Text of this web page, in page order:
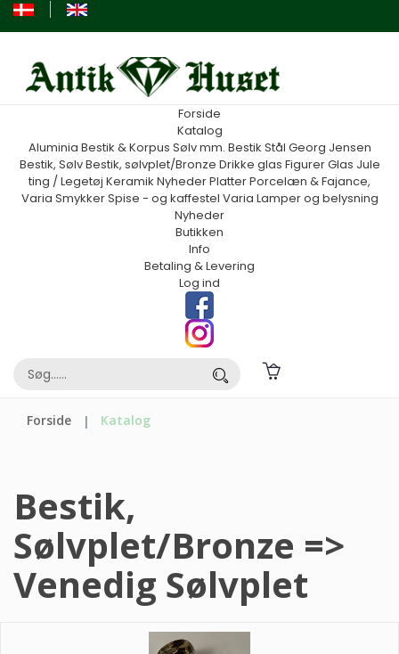
Forside
Katalog
Aluminia Bestik & Korpus Sølv mm. Bestik Stål Georg Jensen
Bestik, SølvBestik, sølvplet/Bronze Drikke glas FigurerGlas Jule
ting / Legetøj Keramik NyhederPlatterPorcelæn & Fajance,
Varia SmykkerSpise - og kaffestel Varia Lamper og belysning
Nyheder
Butikken
Info
Betaling & Levering
Log ind
Forside Katalog
Bestik,
Sølvplet/Bronze =>
Venedig Sølvplet